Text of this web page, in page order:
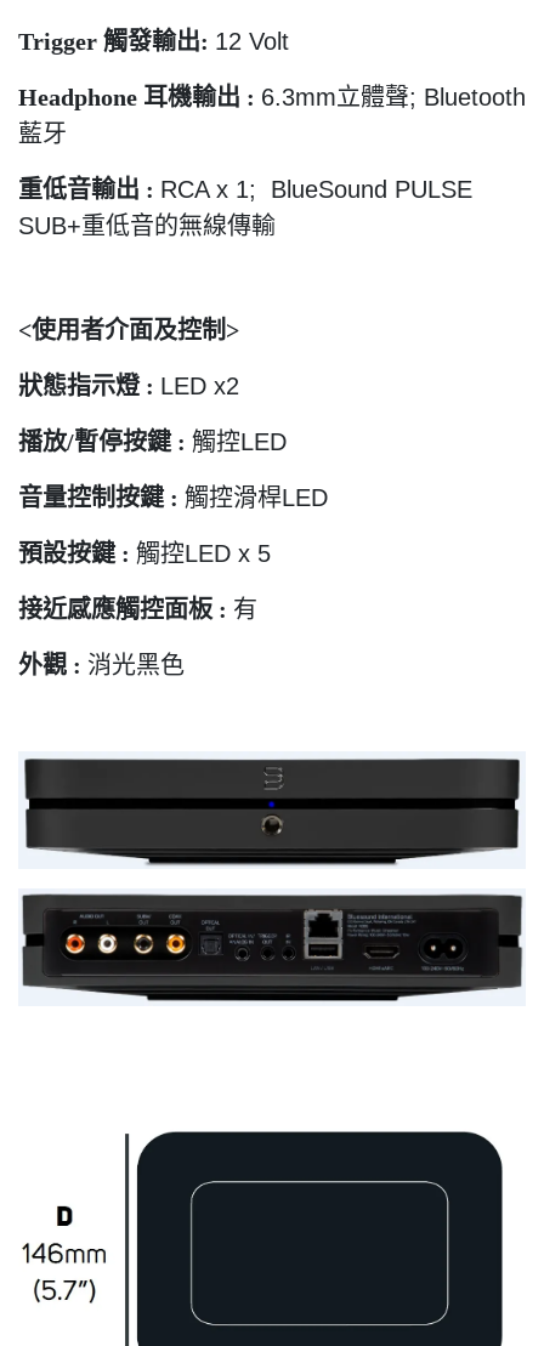
Trigger 觸發輸出: 12 Volt
Headphone 耳機輸出 : 6.3mm立體聲; Bluetooth
藍牙
重低音輸出 : RCA x 1; BlueSound PULSE
SUB+重低音的無線傳輸
<使用者介面及控制 >
狀態指示燈: LED x2
播放/暫停按鍵: 觸控LED
音量控制按鍵: 觸控滑桿LED
預設按鍵: 觸控LED x 5
接近感應觸控面板 : 有
外觀 : 消光黑色